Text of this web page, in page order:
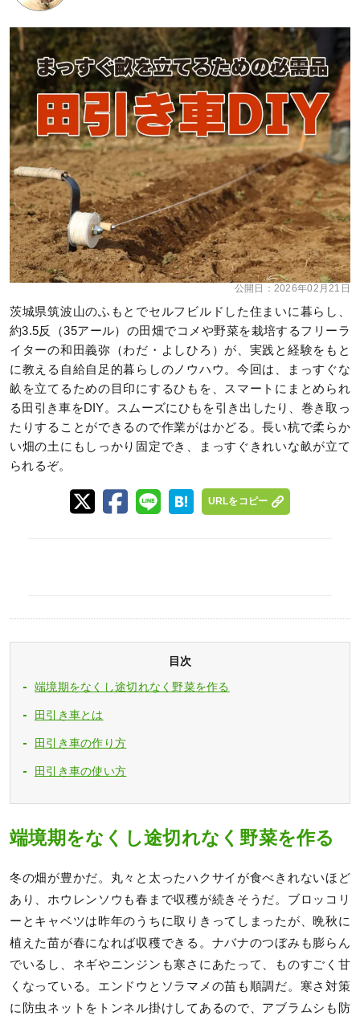
公開日： 2026年02月21日
茨城県筑波山のふもとでセルフビルドした住まいに暮らし、
約3.5反（35アール）の田畑でコメや野菜を栽培するフリーラ
イターの和田義弥（わだ・よしひろ）が、実践と経験をもと
に教える自給自足的暮らしのノウハウ。今回は、まっすぐな
畝を立てるための目印にするひもを、スマートにまとめられ
る田引き車をDIY。スムーズにひもを引き出したり、巻き取っ
たりすることができるので作業がはかどる。長い杭で柔らか
い畑の土にもしっかり固定でき、まっすぐきれいな畝が立て
られるぞ。
URLをコピー
目次
端境期をなくし途切れなく野菜を作る
田引き車とは
田引き車の作り方
田引き車の使い方
端境期をなくし途切れなく野菜を作る
冬の畑が豊かだ。丸々と太ったハクサイが食べきれないほど
あり、ホウレンソウも春まで収穫が続きそうだ。ブロッコリ
ーとキャベツは昨年のうちに取りきってしまったが、晩秋に
植えた苗が春になれば収穫できる。ナバナのつぼみも膨らん
でいるし、ネギやニンジンも寒さにあたって、ものすごく甘
くなっている。エンドウとソラマメの苗も順調だ。寒さ対策
に防虫ネットをトンネル掛けしてあるので、アブラムシも防